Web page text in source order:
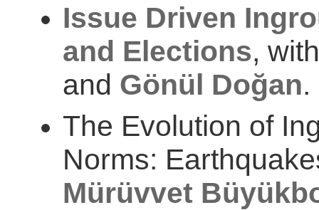
Issue Driven
and Elections,
and Gönül Doğan.
The Evolution of
Norms:
Mürüvvet